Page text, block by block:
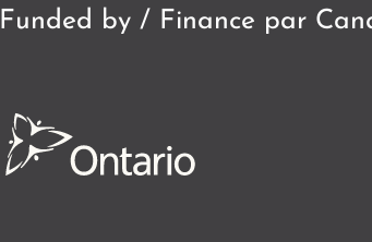
Funded by / Finance par